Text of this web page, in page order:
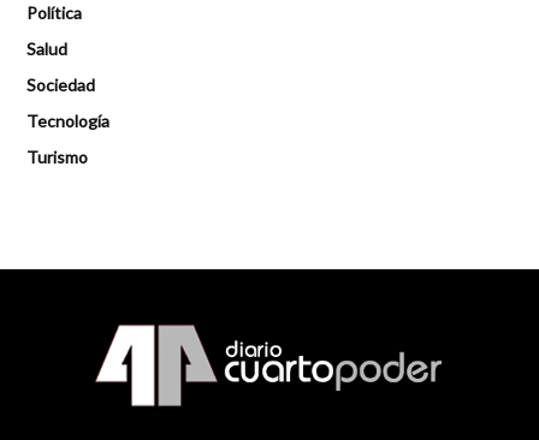
Política
Salud
Sociedad
Tecnología
Turismo